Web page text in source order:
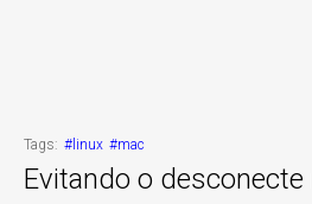
Tags: #linux #mac
Evitando o desconecte